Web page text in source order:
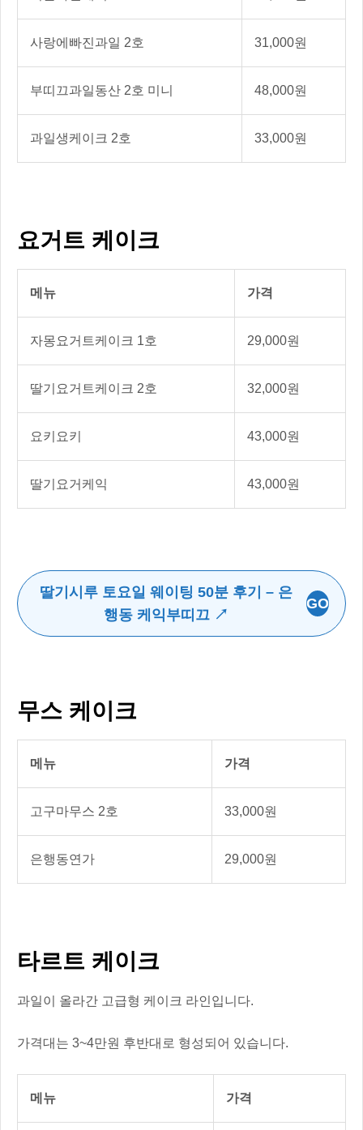
사랑에빠진과일 2호 31,000원
부띠끄과일동산 2호 미니 48,000원
과일생케이크 2호 33,000원
요거트 케이크
메뉴 가격
자몽요거트케이크 1호 29,000원
딸기요거트케이크 2호 32,000원
요키요키 43,000원
딸기요거케익 43,000원
딸기시루 토요일 웨이팅 50분 후기 – 은
행동 케익부띠끄 ↗
GO
무스 케이크
메뉴 가격
고구마무스 2호 33,000원
은행동연가 29,000원
타르트 케이크
과일이 올라간 고급형 케이크 라인입니다.
가격대는 3~4만원 후반대로 형성되어 있습니다.
메뉴 가격